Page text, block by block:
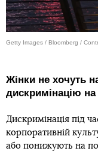
Getty Images / Bloomberg /
Жінки не хочуть
дискримінацію на
Дискримінація під
корпоративній
або понижують на